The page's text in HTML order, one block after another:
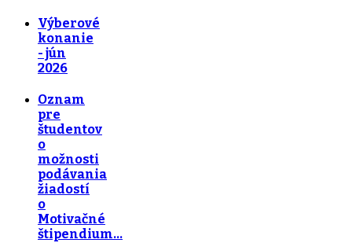
Výberové
konanie
- jún
2026
Oznam
pre
študentov
o
možnosti
podávania
žiadostí
o
Motivačné
štipendium…